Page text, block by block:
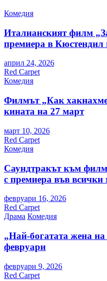
Комедия
Италианският филм
премиера в
април 24, 2026
Red Carpet
Комедия
Филмът „Как
кината на 27 март
март 10, 2026
Red Carpet
Комедия
Саундтракът към
с премиера във
февруари 16, 2026
Red Carpet
Драма Комедия
„Най-богатата жена на
февруари
февруари 9, 2026
Red Carpet